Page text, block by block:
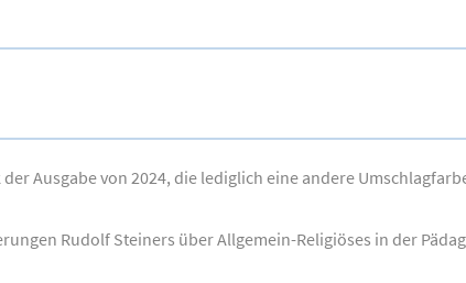
Ausgabe von 2024, die lediglich eine andere
Rudolf Steiners über Allgemein-Religiöses in der